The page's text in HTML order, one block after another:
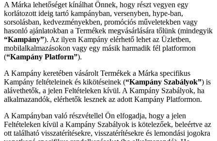
A Márka lehetőséget kínálhat Önnek, hogy részt vegyen egy
korlátozott ideig tartó kampányban, versenyben, hype-ban,
sorsolásban, kedvezményekben, promóciós műveletekben vagy
hasonló ajánlatokban a Termékek megvásárlására tőlünk (mindegyik
“Kampány”). Az ilyen Kampány elérhető lehet az Üzletben,
mobilalkalmazásokon vagy egy másik harmadik fél platformon
(“Kampány Platform”).
A Kampány keretében vásárolt Termékek a Márka specifikus
Kampány feltételeinek és kikötéseinek (“Kampány Szabályok”) is
alávethetők, a jelen Feltételeken kívül. A Kampány Szabályok, ha
alkalmazandók, elérhetők lesznek az adott Kampány Platformon.
A Kampányban való részvétellel Ön elfogadja, hogy a jelen
Feltételeken kívül a Kampány Szabályok is kötelezőek, beleértve az
ott található visszatérítésekre, visszatérítésekre és lemondási jogokra